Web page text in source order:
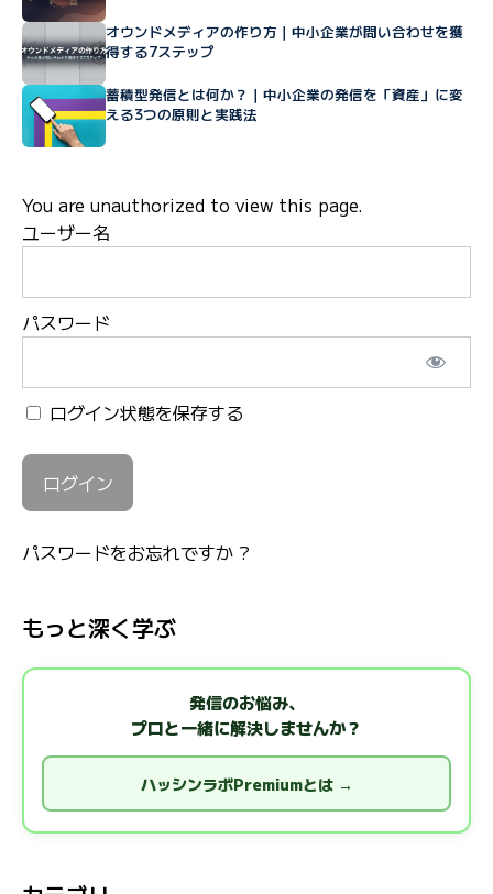
オウンドメディアの作り方｜中小企業が問い合わせを獲
得する7ステップ
蓄積型発信とは何か？｜中小企業の発信を「資産」に変
える3つの原則と実践法
You are unauthorized to view this page.
ユーザー名
パスワード
ログイン状態を保存する
パスワードをお忘れですか ?
もっと深く学ぶ
発信のお悩み、
プロと一緒に解決しませんか？
ハッシンラボPremiumとは →